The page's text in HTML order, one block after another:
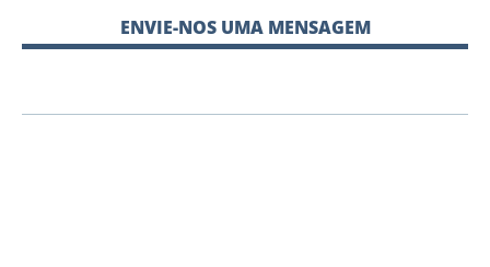
ENVIE-NOS UMA MENSAGEM